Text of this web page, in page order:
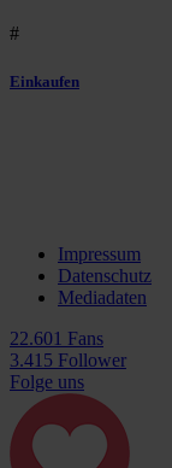
#
Einkaufen
Impressum
Datenschutz
Mediadaten
22.601 Fans
3.415 Follower
Folge uns